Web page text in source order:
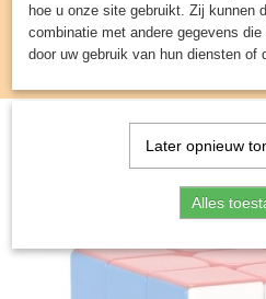
Inloggen Registreren
Spellen & Puzzels>
Magnetic Version V2 3x3 -
hoe u onze site gebruikt. Zij kunnen
combinatie met andere gegevens
door uw gebruik van hun diensten of
Later opnieuw
Alles